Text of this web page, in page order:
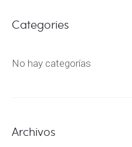
Categories
No hay categorías
Archivos